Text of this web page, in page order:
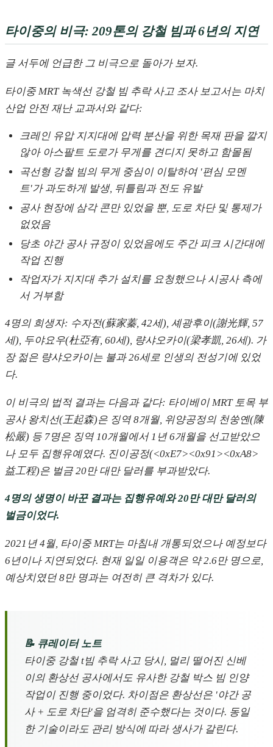
타이중의 비극: 209톤의 강철 빔과 6년의 지연
글 서두에 언급한 그 비극으로 돌아가 보자.
타이중 MRT 녹색선 강철 빔 추락 사고 조사 보고서는 마치
산업 안전 재난 교과서와 같다:
크레인 유압 지지대에 압력 분산을 위한 목재 판을 깔지
않아 아스팔트 도로가 무게를 견디지 못하고 함몰됨
곡선형 강철 빔의 무게 중심이 이탈하여 '편심 모멘
트'가 과도하게 발생, 뒤틀림과 전도 유발
공사 현장에 삼각 콘만 있었을 뿐, 도로 차단 및 통제가
없었음
당초 야간 공사 규정이 있었음에도 주간 피크 시간대에
작업 진행
작업자가 지지대 추가 설치를 요청했으나 시공사 측에
서 거부함
4명의 희생자: 수자전(蘇家蓁, 42세), 셰광후이(謝光輝, 57
세), 두야요우(杜亞有, 60세), 량샤오카이(梁孝凱, 26세). 가
장 젊은 량샤오카이는 불과 26세로 인생의 전성기에 있었
다.
이 비극의 법적 결과는 다음과 같다: 타이베이 MRT 토목 부
공사 왕치선(王起森)은 징역 8개월, 위양공정의 천쑹옌(陳
松嚴) 등 7명은 징역 10개월에서 1년 6개월을 선고받았으
나 모두 집행유예였다. 진이공정(<0xE7><0x91><0xA8>
益工程)은 벌금 20만 대만 달러를 부과받았다.
4명의 생명이 바꾼 결과는 집행유예와 20만 대만 달러의
벌금이었다.
2021년 4월, 타이중 MRT는 마침내 개통되었으나 예정보다
6년이나 지연되었다. 현재 일일 이용객은 약 2.6만 명으로,
예상치였던 8만 명과는 여전히 큰 격차가 있다.
📝 큐레이터 노트
타이중 강철 t빔 추락 사고 당시, 멀리 떨어진 신베
이의 환상선 공사에서도 유사한 강철 박스 빔 인양
작업이 진행 중이었다. 차이점은 환상선은 '야간 공
사 + 도로 차단'을 엄격히 준수했다는 것이다. 동일
한 기술이라도 관리 방식에 따라 생사가 갈린다.